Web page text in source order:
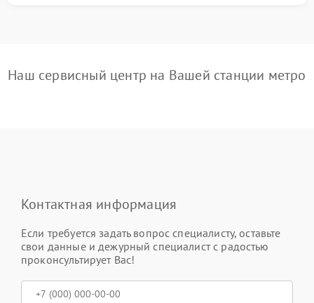
Наш сервисный центр на Вашей станции метро
Контактная информация
Если требуется задать вопрос специалисту, оставьте
свои данные и дежурный специалист с радостью
проконсультирует Вас!